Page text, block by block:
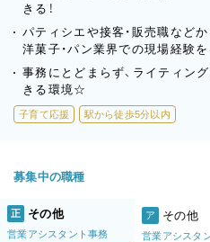
きる！
パティシエや接客・販売職など
洋菓子・パン業界での現場経験
事務にとどまらず、ライティン
きる環境☆
子育て応援 駅から徒歩5分以内
募集中の職種
正 その他
営業アシスタント事務
ア その他
営業アシスタ